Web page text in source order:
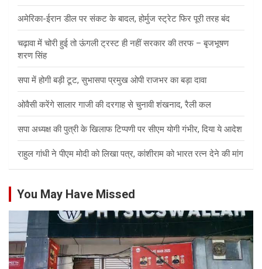
अमेरिका-ईरान डील पर संकट के बादल, होर्मुज स्ट्रेट फिर पूरी तरह बंद
चढ़ावा में चोरी हुई तो ऊंगली ट्रस्ट ही नहीं सरकार की तरफ – बृजभूषण
शरण सिंह
सपा में होगी बड़ी टूट, सुभासपा प्रमुख ओपी राजभर का बड़ा दावा
ओवैसी करेंगे सालार गाजी की दरगाह से चुनावी शंखनाद, रैली कल
सपा अध्यक्ष की पुत्री के खिलाफ टिप्पणी पर सीएम योगी गंभीर, दिया ये आदेश
राहुल गांधी ने पीएम मोदी को लिखा पत्र, कांशीराम को भारत रत्न देने की मांग
You May Have Missed